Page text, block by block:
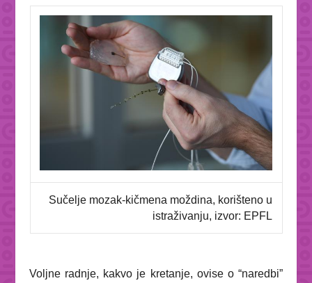
Sučelje mozak-kičmena moždina, korišteno u
istraživanju, izvor: EPFL
Voljne radnje, kakvo je kretanje, ovise o “naredbi”